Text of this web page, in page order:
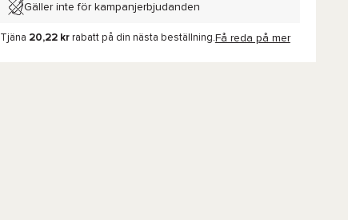
Gäller inte för kampanjerbjudanden
Tjäna 20,22 kr rabatt på din nästa beställning. Få reda på mer